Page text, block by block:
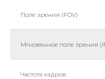
Поле зрения (FOV)
Мгновенное поле зрения
Частота кадров